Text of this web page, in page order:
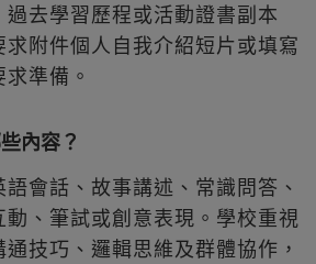
去學習歷程或活動證書副本
附件個人自我介紹短片或填寫
準備。
內容？
會話、故事講述、常識問答、
、筆試或創意表現。學校重視
技巧、邏輯思維及群體協作，